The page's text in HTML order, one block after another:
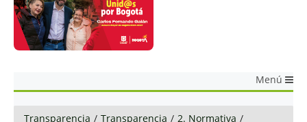
Menú
Transparencia / Transparencia / 2. Normativa /